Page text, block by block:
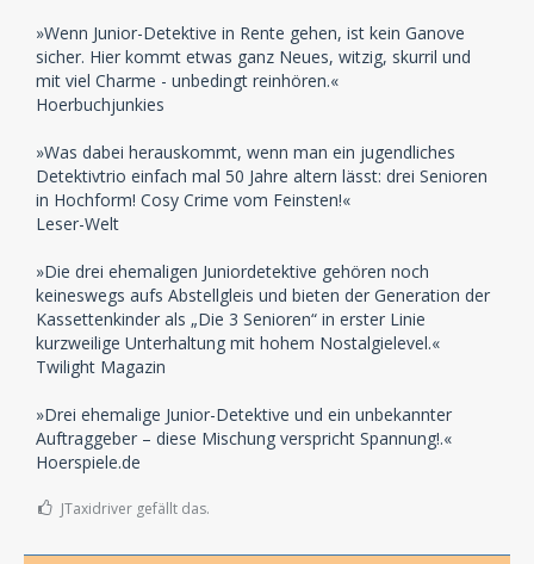
»Wenn Junior-Detektive in Rente gehen, ist kein Ganove
sicher. Hier kommt etwas ganz Neues, witzig, skurril und
mit viel Charme - unbedingt reinhören.«
Hoerbuchjunkies
»Was dabei herauskommt, wenn man ein jugendliches
Detektivtrio einfach mal 50 Jahre altern lässt: drei Senioren
in Hochform! Cosy Crime vom Feinsten!«
Leser-Welt
»Die drei ehemaligen Juniordetektive gehören noch
keineswegs aufs Abstellgleis und bieten der Generation der
Kassettenkinder als „Die 3 Senioren“ in erster Linie
kurzweilige Unterhaltung mit hohem Nostalgielevel.«
Twilight Magazin
»Drei ehemalige Junior-Detektive und ein unbekannter
Auftraggeber – diese Mischung verspricht Spannung!.«
Hoerspiele.de
JTaxidriver gefällt das.